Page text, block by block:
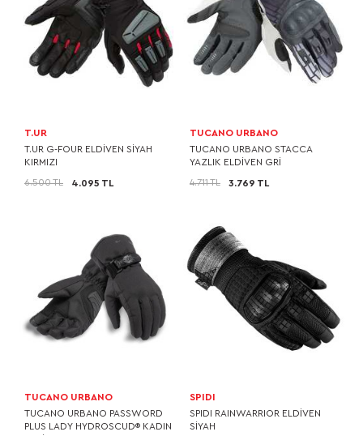
T.UR
T.UR G-FOUR ELDİVEN SİYAH
KIRMIZI
6.500 TL 4.095 TL
TUCANO URBANO
TUCANO URBANO STACCA
YAZLIK ELDİVEN GRİ
4.711 TL 3.769 TL
TUCANO URBANO
TUCANO URBANO PASSWORD
PLUS LADY HYDROSCUD® KADIN
SPIDI
SPIDI RAINWARRIOR ELDİVEN
SİYAH